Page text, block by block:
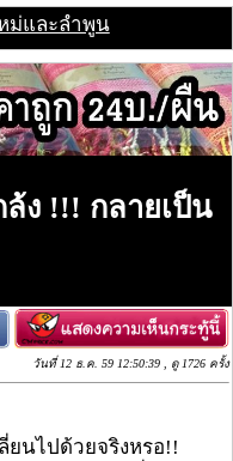
หม่และลำพูน
ง !!! กลายเป็น
วันที่ 12 ธ.ค. 59 12:50:39 , ดู 1726 ครั้ง
ยนไปด้วยจริงหรอ!!